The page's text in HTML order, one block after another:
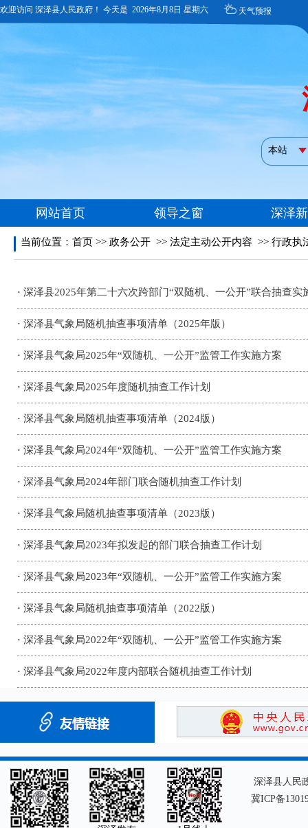
当前位置： 首页 >> 政务公开 >> 法定主动公开内容 >> 行政执
· 深泽县2025年第二十六次跨部门“双随机、一公开”联合抽查实
· 深泽县气象局随机抽查事项清单（2025年版）
· 深泽县气象局2025年“双随机、一公开”监管工作实施方案
· 深泽县气象局2025年度随机抽查工作计划
· 深泽县气象局随机抽查事项清单（2024版）
· 深泽县气象局2024年“双随机、一公开”监管工作实施方案
· 深泽县气象局2024年部门联合随机抽查工作计划
· 深泽县气象局随机抽查事项清单（2023版）
· 深泽县气象局2023年拟发起的部门联合抽查工作计划
· 深泽县气象局2023年“双随机、一公开”监管工作实施方案
· 深泽县气象局随机抽查事项清单（2022版）
· 深泽县气象局2022年“双随机、一公开”监管工作实施方案
· 深泽县气象局2022年度内部联合随机抽查工作计划